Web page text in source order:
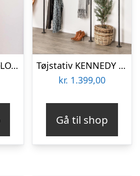
Bøjlestang CHARLOTTE sølv med messing
Tøjstativ KENNEDY sort med hylde
kr. 1.399,00
Gå til shop